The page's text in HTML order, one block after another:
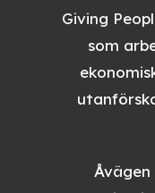
Giving
som
Åvägen